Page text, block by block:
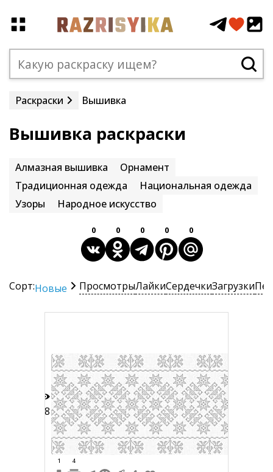
Раскраски Вышивка
Вышивка раскраски
Алмазная вышивка
Орнамент
Традиционная одежда
Национальная одежда
Узоры
Народное искусство
0 0 0 0 0
Сорт:Новые ПросмотрыЛайкиСердечкиЗагрузки
28
1 4